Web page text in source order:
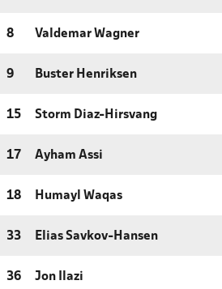
8 Valdemar Wagner
9 Buster Henriksen
15 Storm Diaz-Hirsvang
17 Ayham Assi
18 Humayl Waqas
33 Elias Savkov-Hansen
36 Jon Ilazi